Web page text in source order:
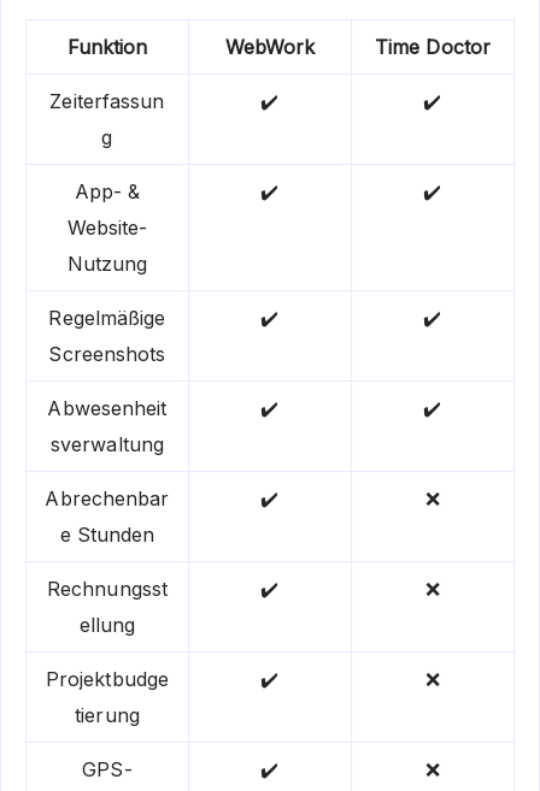
Funktion WebWork Time Doctor
Zeiterfassun
g
✔️ ✔️
App- &
Website-
Nutzung
✔️ ✔️
Regelmäßige
Screenshots
✔️ ✔️
Abwesenheit
sverwaltung
✔️ ✔️
Abrechenbar
e Stunden
✔️ ❌
Rechnungsst
ellung
✔️ ❌
Projektbudge
tierung
✔️ ❌
GPS-
✔️ ❌